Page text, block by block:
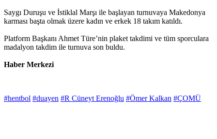
Saygı Duruşu ve İstiklal Marşı ile başlayan turnuvaya Makedonya
karması başta olmak üzere kadın ve erkek 18 takım katıldı.
Platform Başkanı Ahmet Türe’nin plaket takdimi ve tüm sporculara
madalyon takdim ile turnuva son buldu.
Haber Merkezi
#hentbol #duayen #R Cüneyt Erenoğlu #Ömer Kalkan #ÇOMÜ